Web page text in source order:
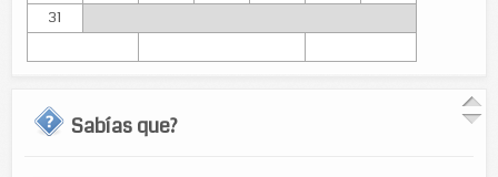
31
Sabías que?